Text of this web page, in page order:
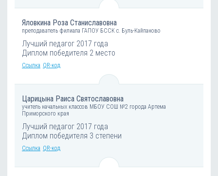
Яловкина Роза Станиславовна
преподаватель филиала ГАПОУ БССК с. Буль-Кайпаново
Лучший педагог 2017 года
Диплом победителя 2 место
Ссылка QR-код
Царицына Раиса Святославовна
учитель начальных классов МБОУ СОШ №2 города Артема
Приморского края
Лучший педагог 2017 года
Диплом победителя 3 степени
Ссылка QR-код